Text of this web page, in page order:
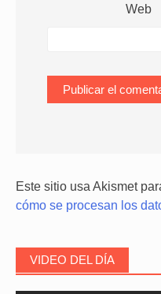
Web
Este sitio usa Akismet
cómo se procesan los
VIDEO DEL DÍA